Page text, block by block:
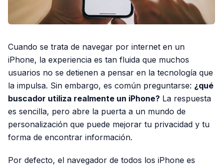
Cuando se trata de navegar por internet en un
iPhone, la experiencia es tan fluida que muchos
usuarios no se detienen a pensar en la tecnología que
la impulsa. Sin embargo, es común preguntarse: ¿qué
buscador utiliza realmente un iPhone? La respuesta
es sencilla, pero abre la puerta a un mundo de
personalización que puede mejorar tu privacidad y tu
forma de encontrar información.
Por defecto, el navegador de todos los iPhone es